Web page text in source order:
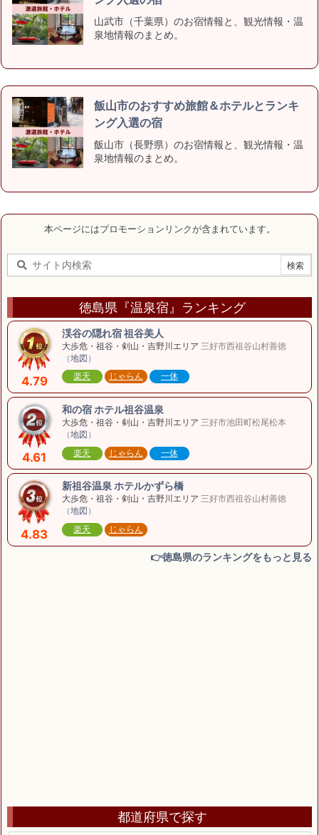
山武市（千葉県）のお宿情報と、観光情報・温
泉地情報のまとめ。
飯山市のおすすめ旅館＆ホテルとランキ
ング入選の宿
飯山市（長野県）のお宿情報と、観光情報・温
泉地情報のまとめ。
本ページにはプロモーションリンクが含まれています。
徳島県『温泉宿』ランキング
4.79
渓谷の隠れ宿 祖谷美人
大歩危・祖谷・剣山・吉野川エリア 三好市西祖谷山村善徳
（地図 ）
楽天
じゃらん 一休
4.61
和の宿 ホテル祖谷温泉
大歩危・祖谷・剣山・吉野川エリア 三好市池田町松尾松本
（地図 ）
楽天
じゃらん 一休
4.83
新祖谷温泉 ホテルかずら橋
大歩危・祖谷・剣山・吉野川エリア 三好市西祖谷山村善徳
（地図 ）
楽天
じゃらん
👉徳島県のランキングをもっと見る
都道府県で探す